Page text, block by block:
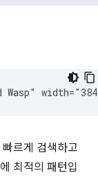
르게 검색하고
최적의 패턴입